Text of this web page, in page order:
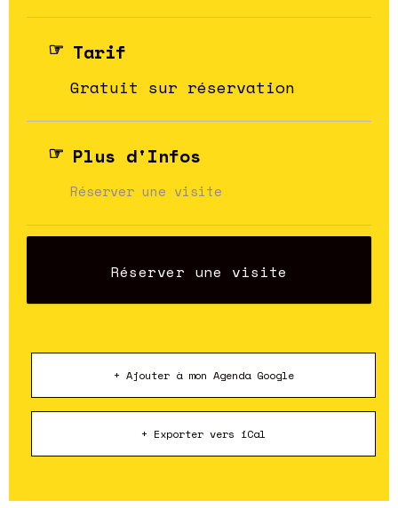
Tarif
Gratuit sur réservation
Plus d'Infos
Réserver une visite
Réserver une visite
+ Ajouter à mon Agenda Google
+ Exporter vers iCal